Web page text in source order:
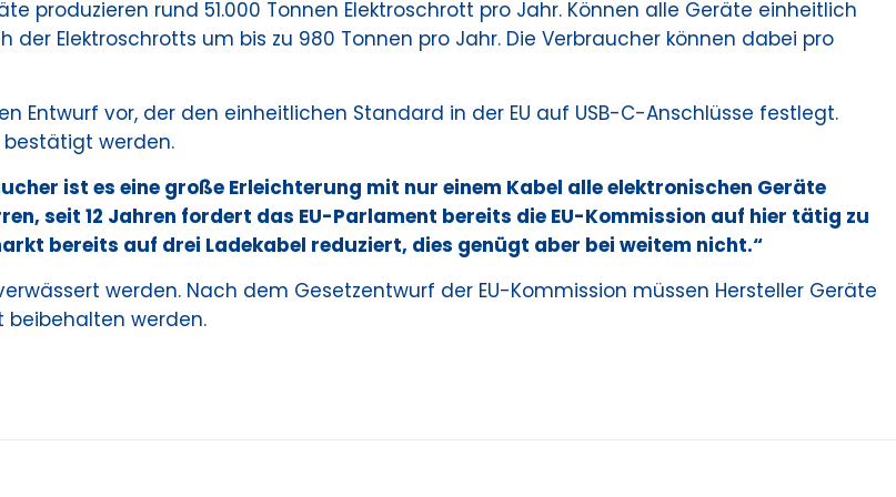
produzieren rund 51.000 Tonnen Elektroschrott pro Jahr. Können alle Geräte einheitlich
Elektroschrotts um bis zu 980 Tonnen pro Jahr. Die Verbraucher können dabei pro
Entwurf vor, der den einheitlichen Standard in der EU auf USB-C-Anschlüsse festlegt.
bestätigt werden.
ist es eine große Erleichterung mit nur einem Kabel alle elektronischen Geräte
seit 12 Jahren fordert das EU-Parlament bereits die EU-Kommission auf hier tätig zu
bereits auf drei Ladekabel reduziert, dies genügt aber bei weitem nicht.“
werden. Nach dem Gesetzentwurf der EU-Kommission müssen Hersteller Geräte
beibehalten werden.